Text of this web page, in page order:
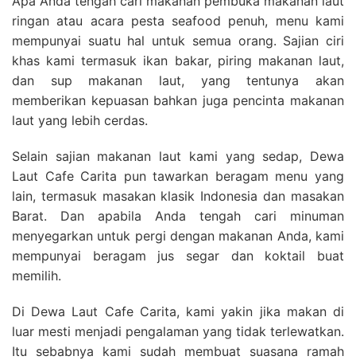
ringan atau acara pesta seafood penuh, menu kami
mempunyai suatu hal untuk semua orang. Sajian ciri
khas kami termasuk ikan bakar, piring makanan laut,
dan sup makanan laut, yang tentunya akan
memberikan kepuasan bahkan juga pencinta makanan
laut yang lebih cerdas.
Selain sajian makanan laut kami yang sedap, Dewa
Laut Cafe Carita pun tawarkan beragam menu yang
lain, termasuk masakan klasik Indonesia dan masakan
Barat. Dan apabila Anda tengah cari minuman
menyegarkan untuk pergi dengan makanan Anda, kami
mempunyai beragam jus segar dan koktail buat
memilih.
Di Dewa Laut Cafe Carita, kami yakin jika makan di
luar mesti menjadi pengalaman yang tidak terlewatkan.
Itu sebabnya kami sudah membuat suasana ramah